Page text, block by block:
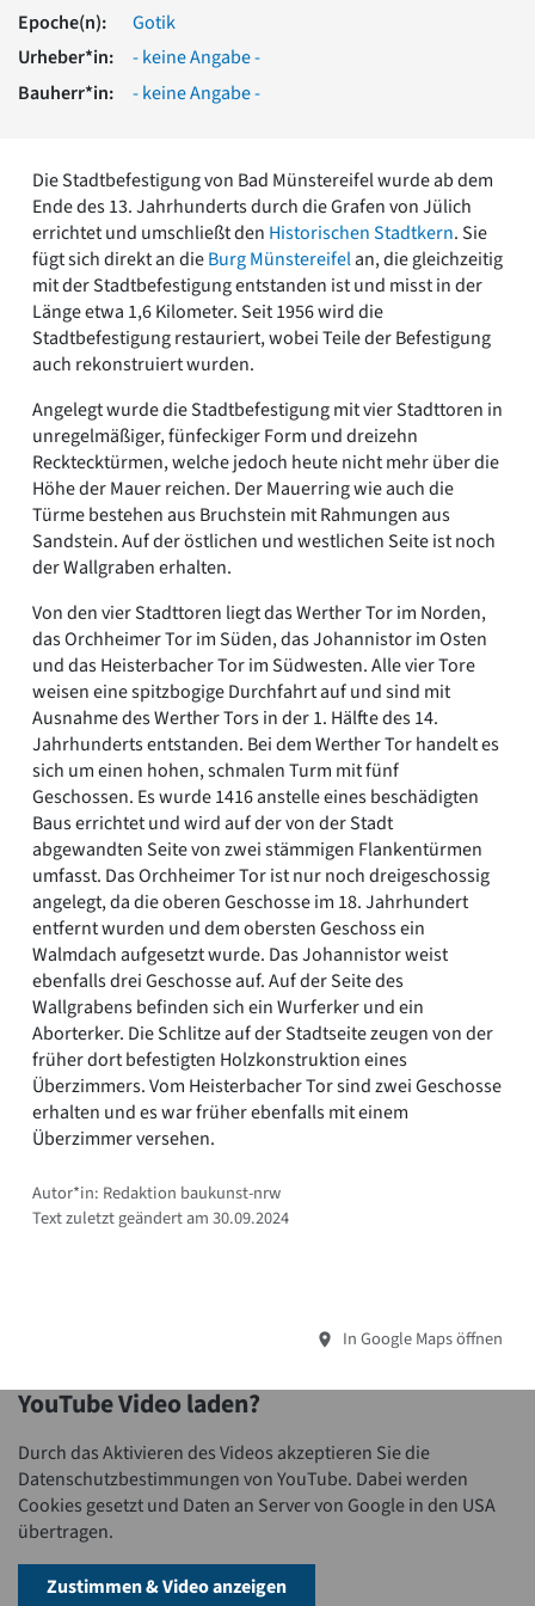
Romanik
Vorromanik
Römische Antike
Über uns
Fachbeirat
Freunde & Förderer
Kontakt
Impressum
Datenschutz
Suchbegriff eingeben
Epoche(n):
Gotik
Urheber*in:
- keine Angabe -
Bauherr*in:
- keine Angabe -
Die Stadtbefestigung von Bad Münstereifel wurde ab dem
Ende des 13. Jahrhunderts durch die Grafen von Jülich
errichtet und umschließt den Historischen Stadtkern. Sie
fügt sich direkt an dieBurg Münstereifelan, die gleichzeitig
mit der Stadtbefestigung entstanden ist und misst in der
Länge etwa 1,6 Kilometer. Seit 1956 wird die
Stadtbefestigung restauriert, wobei Teile der Befestigung
auch rekonstruiert wurden.
Angelegt wurde die Stadtbefestigung mit vier Stadttoren in
unregelmäßiger, fünfeckiger Form und dreizehn
Recktecktürmen, welche jedoch heute nicht mehr über die
Höhe der Mauer reichen. Der Mauerring wie auch die
Türme bestehen aus Bruchstein mit Rahmungen aus
Sandstein. Auf der östlichen und westlichen Seite ist noch
der Wallgraben erhalten.
Von den vier Stadttoren liegt das Werther Tor im Norden,
das Orchheimer Tor im Süden, das Johannistor im Osten
und das Heisterbacher Tor im Südwesten. Alle vier Tore
weisen eine spitzbogige Durchfahrt auf und sind mit
Ausnahme des Werther Tors in der 1. Hälfte des 14.
Jahrhunderts entstanden. Bei dem Werther Tor handelt es
sich um einen hohen, schmalen Turm mit fünf
Geschossen. Es wurde 1416 anstelle eines beschädigten
Baus errichtet und wird auf der von der Stadt
abgewandten Seite von zwei stämmigen Flankentürmen
umfasst. Das Orchheimer Tor ist nur noch dreigeschossig
angelegt, da die oberen Geschosse im 18. Jahrhundert
entfernt wurden und dem obersten Geschoss ein
Walmdach aufgesetzt wurde. Das Johannistor weist
ebenfalls drei Geschosse auf. Auf der Seite des
Wallgrabens befinden sich ein Wurferker und ein
Aborterker. Die Schlitze auf der Stadtseite zeugen von der
früher dort befestigten Holzkonstruktion eines
Überzimmers. Vom Heisterbacher Tor sind zwei Geschosse
erhalten und es war früher ebenfalls mit einem
Überzimmer versehen.
Autor*in: Redaktion baukunst-nrw
Text zuletzt geändert am 30.09.2024
In Google Maps öffnen
YouTube Video laden?
Durch das Aktivieren des Videos akzeptieren Sie die
Datenschutzbestimmungen von YouTube. Dabei werden
Cookies gesetzt und Daten an Server von Google in den USA
übertragen.
Zustimmen & Video anzeigen